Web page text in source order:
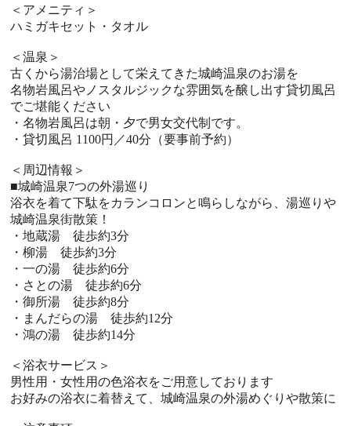
＜アメニティ＞
ハミガキセット・タオル
＜温泉＞
古くから湯治場として栄えてきた城崎温泉のお湯を
名物岩風呂やノスタルジックな雰囲気を醸し出す貸切風呂
でご堪能ください
・名物岩風呂は朝・夕で男女交代制です。
・貸切風呂 1100円／40分（要事前予約）
＜周辺情報＞
■城崎温泉7つの外湯巡り
浴衣を着て下駄をカランコロンと鳴らしながら、湯巡りや
城崎温泉街散策！
・地蔵湯 徒歩約3分
・柳湯 徒歩約3分
・一の湯 徒歩約6分
・さとの湯 徒歩約6分
・御所湯 徒歩約8分
・まんだらの湯 徒歩約12分
・鴻の湯 徒歩約14分
＜浴衣サービス＞
男性用・女性用の色浴衣をご用意しております
お好みの浴衣に着替えて、城崎温泉の外湯めぐりや散策に